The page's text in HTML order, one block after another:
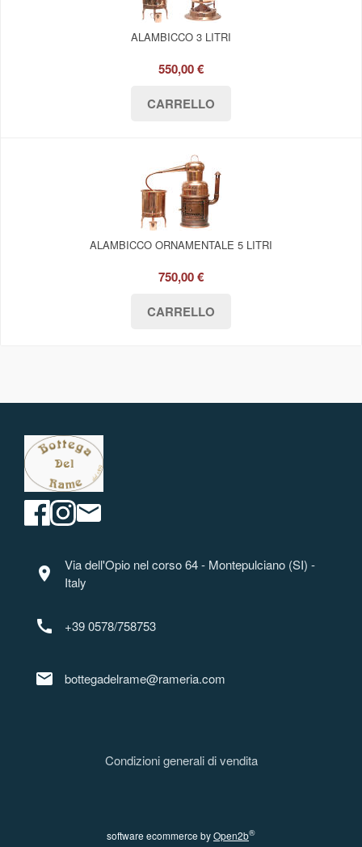
ALAMBICCO 3 LITRI
550,00 €
ALAMBICCO ORNAMENTALE 5 LITRI
750,00 €
Condizioni generali di vendita
location_on
Via dell'Opio nel corso 64 - Montepulciano (SI) -
Italy
call +39 0578/758753
mail bottegadelrame@rameria.com
software ecommerce byOpen2b®